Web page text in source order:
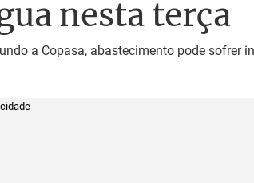
nesta terça
a Copasa, abastecimento pode sofrer